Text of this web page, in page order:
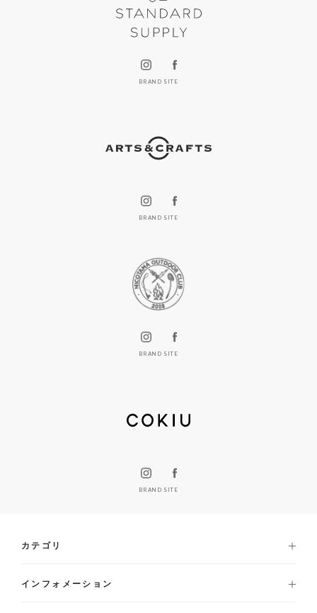
BRAND SITE
BRAND SITE
BRAND SITE
BRAND SITE
カテゴリ
インフォメーション